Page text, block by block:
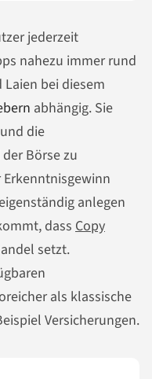
jederzeit
nahezu immer rund
bei diesem
abhängig. Sie
die
Börse zu
anlegen
dass Copy
setzt.
als klassische
Versicherungen.